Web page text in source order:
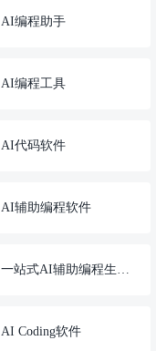
AI编程助手
AI编程工具
AI代码软件
AI辅助编程软件
AI Coding软件